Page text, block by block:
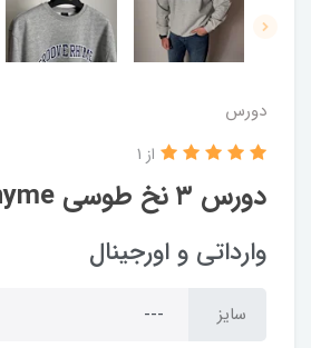
دورس
دورس ۳ نخ طوسی groove rhyme
از 1
وارداتی و اورجینال
سایز